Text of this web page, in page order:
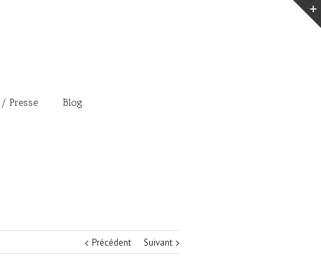
Presse Blog
Précédent Suivant